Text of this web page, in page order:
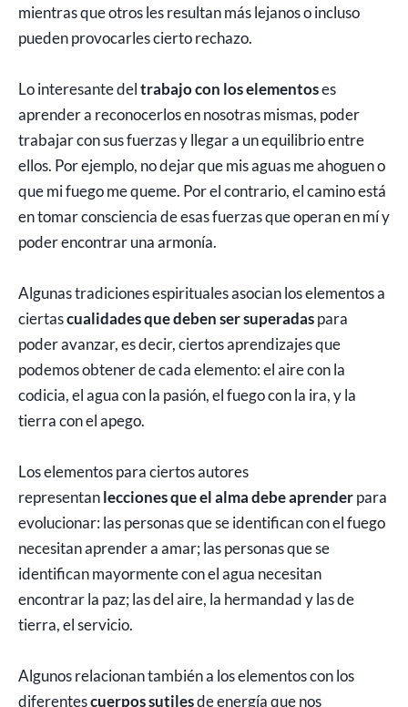
mientras que otros les resultan más lejanos o incluso
pueden provocarles cierto rechazo.
Lo interesante deltrabajo con los elementoses
aprender a reconocerlos en nosotras mismas, poder
trabajar con sus fuerzas y llegar a un equilibrio entre
ellos. Por ejemplo, no dejar que mis aguas me ahoguen o
que mi fuego me queme. Por el contrario, el camino está
en tomar consciencia de esas fuerzas que operan en mí y
poder encontrar una armonía.
Algunas tradiciones espirituales asocian los elementos a
ciertascualidades que deben ser superadaspara
poder avanzar, es decir, ciertos aprendizajes que
podemos obtener de cada elemento: el aire con la
codicia, el agua con la pasión, el fuego con la ira, y la
tierra con el apego.
Los elementos para ciertos autores
representanlecciones que el alma debe aprenderpara
evolucionar: las personas que se identifican con el fuego
necesitan aprender a amar; las personas que se
identifican mayormente con el agua necesitan
encontrar la paz; las del aire, la hermandad y las de
tierra, el servicio.
Algunos relacionan también a los elementos con los
diferentescuerpos sutilesde energía que nos